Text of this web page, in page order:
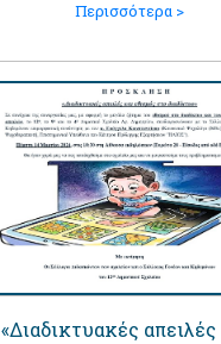
Περισσότερα >
«Διαδικτυακές απειλές